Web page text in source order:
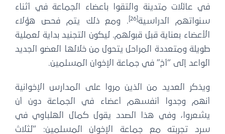
في عائلات متدينة والتقوا بأعضاء الجماعة في أثناء
سنواتهم الدراسية
. ومع ذلك يتم فحص هؤلاء
الأعضاء بعناية قبل قبولهم. ليكون التجنيد بداية لعملية
طويلة ومتعددة المراحل يتحول من خلالها العضو الجديد
الواعد إلى “أخ” في جماعة الإخوان المسلمين.
ويذكر العديد من الذين مروا على المدارس الإخوانية
أنهم وجدوا أنفسهم أعضاء في الجماعة دون أن
يشعروا، وفي هذا الصدد يقول كمال الهلباوي في
سرد تجربته مع جماعة الإخوان المسلمين: “لثلاث